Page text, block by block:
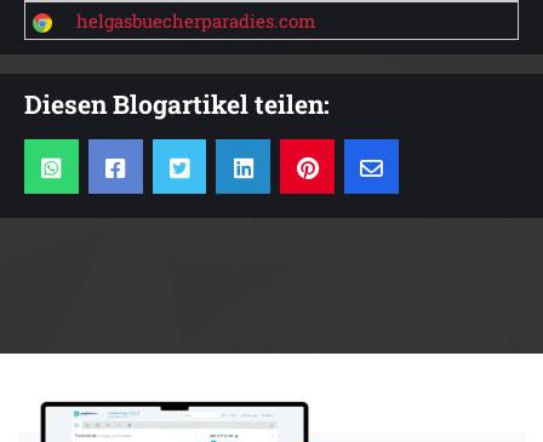
helgasbuecherparadies.com
Diesen Blogartikel teilen: